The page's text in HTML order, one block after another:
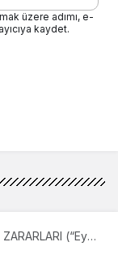
üzere adımı, e-
kaydet.
(“Ey